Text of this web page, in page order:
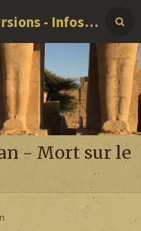
Location villa - Excursions - Infos sur LOUXOR - EGYPTE
- Mort sur le